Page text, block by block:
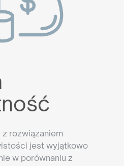
rozwiązaniem
jest wyjątkowo
w porównaniu z